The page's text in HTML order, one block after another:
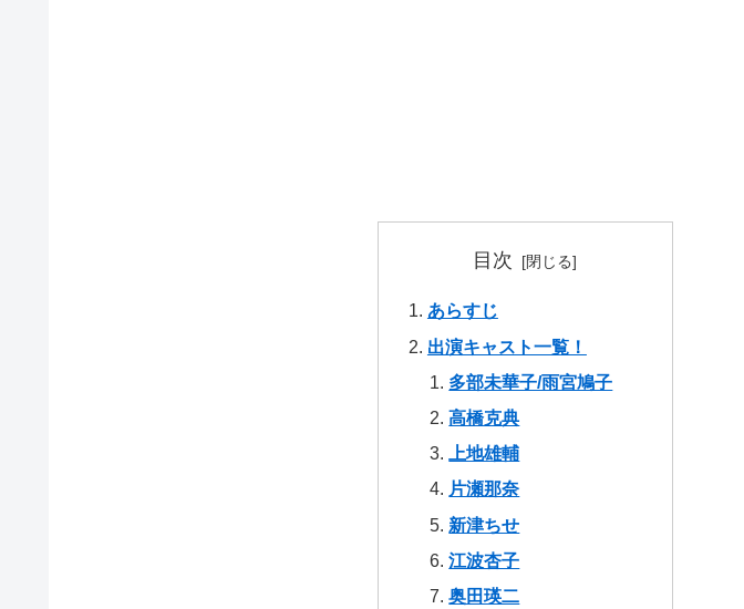
目次
あらすじ
出演キャスト一覧！
多部未華子/雨宮鳩子
高橋克典
上地雄輔
片瀬那奈
新津ちせ
江波杏子
奥田瑛二